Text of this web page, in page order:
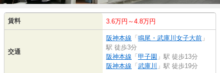
賃料 3.6万円～4.8万円
交通
阪神本線 「 鳴尾・武庫川女子大前 」
駅 徒歩3分
阪神本線 「 甲子園 」駅 徒歩13分
阪神本線 「 武庫川 」駅 徒歩19分